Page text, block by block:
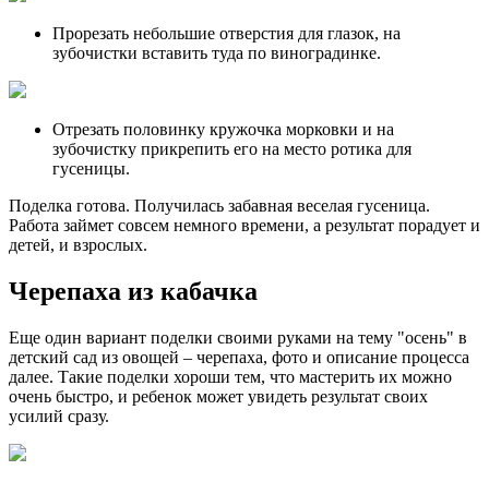
Прорезать небольшие отверстия для глазок, на
зубочистки вставить туда по виноградинке.
Отрезать половинку кружочка морковки и на
зубочистку прикрепить его на место ротика для
гусеницы.
Поделка готова. Получилась забавная веселая гусеница.
Работа займет совсем немного времени, а результат порадует и
детей, и взрослых.
Черепаха из кабачка
Еще один вариант поделки своими руками на тему "осень" в
детский сад из овощей – черепаха, фото и описание процесса
далее. Такие поделки хороши тем, что мастерить их можно
очень быстро, и ребенок может увидеть результат своих
усилий сразу.